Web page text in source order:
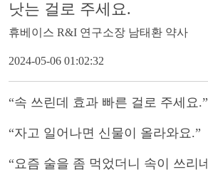
낫는 걸로 주세요.
휴베이스 R&I 연구소장 남태환 약사
2024-05-06 01:02:32
“속 쓰린데 효과 빠른 걸로 주세요.”
“자고 일어나면 신물이 올라와요.”
“요즘 술을 좀 먹었더니 속이 쓰리네